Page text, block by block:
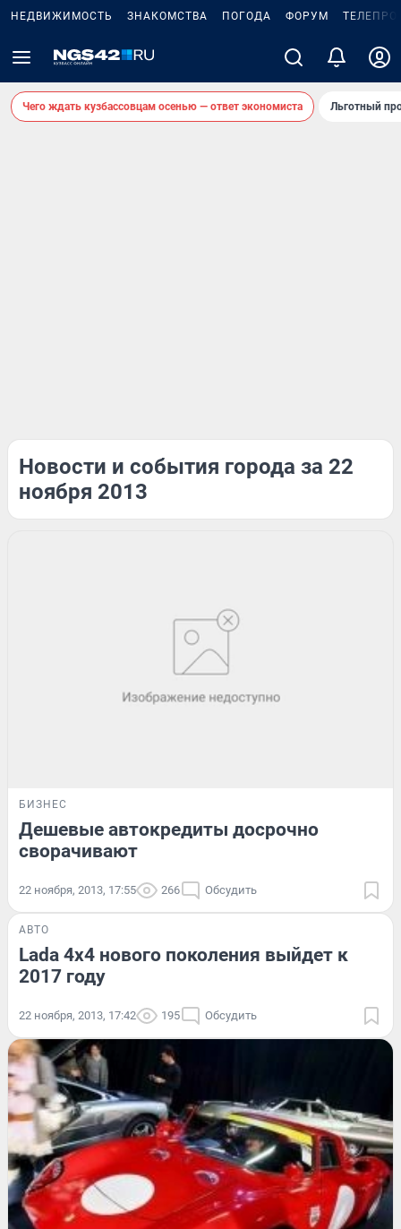
НЕДВИЖИМОСТЬ ЗНАКОМСТВА ПОГОДА ФОРУМ
Чего ждать кузбассовцам осенью — ответ экономиста Льготный
Новости и события города за 22
ноября 2013
БИЗНЕС
Дешевые автокредиты досрочно
сворачивают
22 ноября, 2013, 17:55 266 Обсудить
АВТО
Lada 4x4 нового поколения выйдет к
2017 году
22 ноября, 2013, 17:42 195 Обсудить